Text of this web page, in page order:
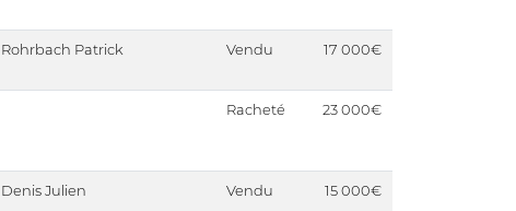
Rohrbach Patrick Vendu 17 000€
Racheté 23 000€
Denis Julien Vendu 15 000€